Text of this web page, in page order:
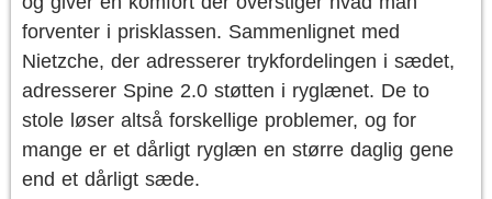
forventer i prisklassen. Sammenlignet med
Nietzche, der adresserer trykfordelingen i sædet,
adresserer Spine 2.0 støtten i ryglænet. De to
stole løser altså forskellige problemer, og for
mange er et dårligt ryglæn en større daglig gene
end et dårligt sæde.